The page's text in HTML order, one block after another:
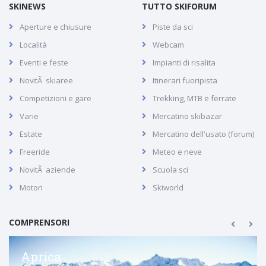
SKINEWS
Aperture e chiusure
Località
Eventi e feste
NovitÃ skiaree
Competizioni e gare
Varie
Estate
Freeride
NovitÃ aziende
Motori
TUTTO SKIFORUM
Piste da sci
Webcam
Impianti di risalita
Itinerari fuoripista
Trekking, MTB e ferrate
Mercatino skibazar
Mercatino dell'usato (forum)
Meteo e neve
Scuola sci
Skiworld
COMPRENSORI
Aprica